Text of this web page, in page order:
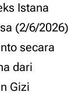
Istana
(2/6/2026)
secara
dari
Gizi